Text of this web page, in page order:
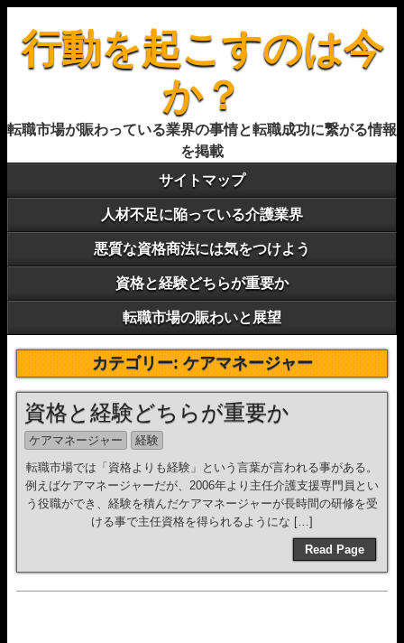
行動を起こすのは今
か？
転職市場が賑わっている業界の事情と転職成功に繋がる情報
を掲載
サイトマップ
人材不足に陥っている介護業界
悪質な資格商法には気をつけよう
資格と経験どちらが重要か
転職市場の賑わいと展望
カテゴリー:ケアマネージャー
資格と経験どちらが重要か
ケアマネージャー
経験
転職市場では「資格よりも経験」という言葉が言われる事がある。
例えばケアマネージャーだが、2006年より主任介護支援専門員とい
う役職ができ、経験を積んだケアマネージャーが長時間の研修を受
ける事で主任資格を得られるようにな […]
Read Page